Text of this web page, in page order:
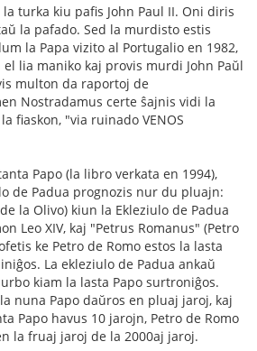
turka kiu pafis John Paul II. Oni diris
la pafado. Sed la murdisto estis
la Papa vizito al Portugalio en 1982,
lia maniko kaj provis murdi John Paŭl
multon da raportoj de
Nostradamus certe ŝajnis vidi la
fiaskon, "via ruinado VENOS
Papo (la libro verkata en 1994),
de Padua prognozis nur du pluajn:
la Olivo) kiun la Ekleziulo de Padua
Leo XIV, kaj "Petrus Romanus" (Petro
ke Petro de Romo estos la lasta
La ekleziulo de Padua ankaŭ
kiam la lasta Papo surtroniĝos.
nuna Papo daŭros en pluaj jaroj, kaj
Papo havus 10 jarojn, Petro de Romo
la fruaj jaroj de la 2000aj jaroj.